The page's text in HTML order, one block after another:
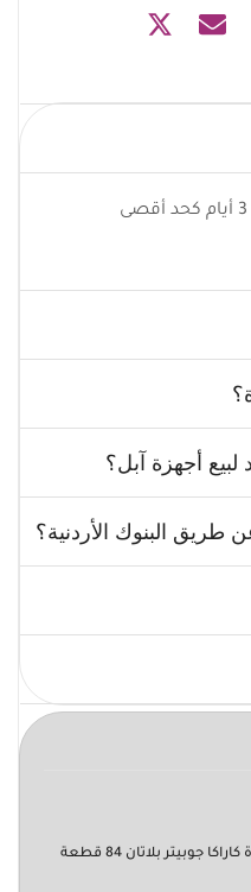
التوصيل داخل عمان يستغرق حتى 3 أيام كحد أقصى
أجهزة آبل؟
البنوك الأردنية؟
كن أول من يراجع "مجموعة أدوات مائدة كاراكا جوبيتر بلاتان 84 قطعة